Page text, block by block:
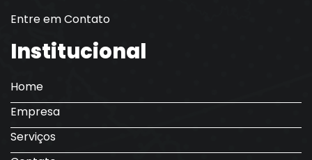
Entre em Contato
Institucional
Home
Empresa
Serviços